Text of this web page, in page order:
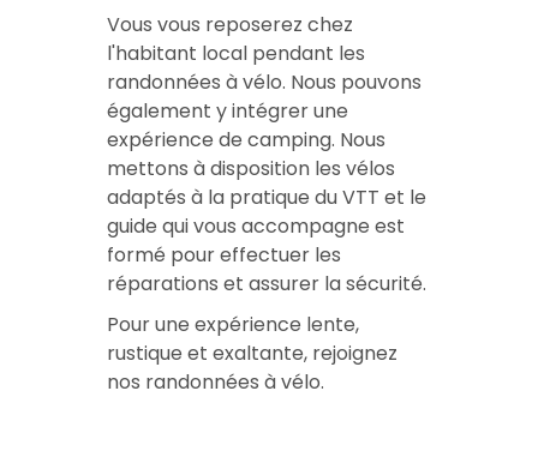
Vous vous reposerez chez
l'habitant local pendant les
randonnées à vélo. Nous pouvons
également y intégrer une
expérience de camping. Nous
mettons à disposition les vélos
adaptés à la pratique du VTT et le
guide qui vous accompagne est
formé pour effectuer les
réparations et assurer la sécurité.
Pour une expérience lente,
rustique et exaltante, rejoignez
nos randonnées à vélo.